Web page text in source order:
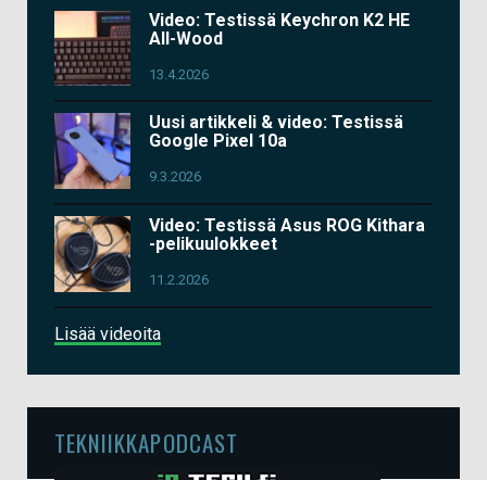
Video: Testissä Keychron K2 HE
All-Wood
13.4.2026
Uusi artikkeli & video: Testissä
Google Pixel 10a
9.3.2026
Video: Testissä Asus ROG Kithara
-pelikuulokkeet
11.2.2026
Lisää videoita
TEKNIIKKAPODCAST